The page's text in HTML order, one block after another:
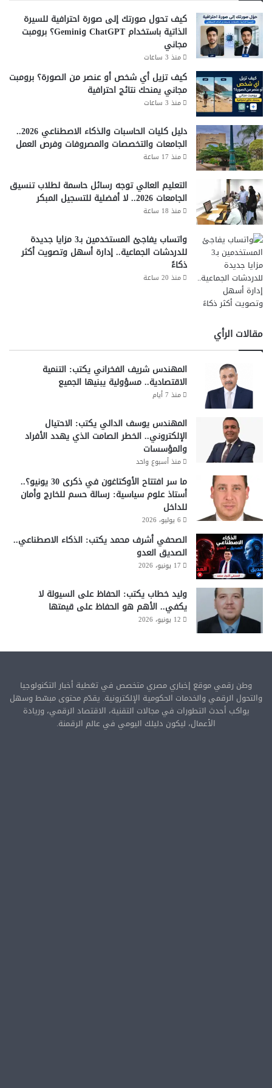
كيف تحول صورتك إلى صورة احترافية للسيرة
الذاتية باستخدام ChatGPT وGemini؟ برومبت
مجاني
منذ 3 ساعات
كيف تزيل أي شخص أو عنصر من الصورة؟ برومبت
مجاني يمنحك نتائج احترافية
منذ 3 ساعات
دليل كليات الحاسبات والذكاء الاصطناعي 2026..
الجامعات والتخصصات والمصروفات وفرص العمل
منذ 17 ساعة
التعليم العالي توجه رسائل حاسمة لطلاب تنسيق
الجامعات 2026.. لا أفضلية للتسجيل المبكر
منذ 18 ساعة
واتساب يفاجئ المستخدمين بـ3 مزايا جديدة
للدردشات الجماعية.. إدارة أسهل وتصويت أكثر
ذكاءً
منذ 20 ساعة
مقالات الرأي
المهندس شريف الفخراني يكتب: التنمية
الاقتصادية.. مسؤولية يبنيها الجميع
منذ 7 أيام
المهندس يوسف الدالي يكتب: الاحتيال
الإلكتروني.. الخطر الصامت الذي يهدد الأفراد
والمؤسسات
منذ أسبوع واحد
ما سر افتتاح الأوكتاغون في ذكرى 30 يونيو؟..
أستاذ علوم سياسية: رسالة حسم للخارج وأمان
للداخل
6 يوليو، 2026
الصحفي أشرف محمد يكتب: الذكاء الاصطناعي..
الصديق العدو
17 يونيو، 2026
وليد خطاب يكتب: الحفاظ على السيولة لا
يكفي.. الأهم هو الحفاظ على قيمتها
12 يونيو، 2026
وطن رقمي موقع إخباري مصري متخصص في تغطية أخبار التكنولوجيا
والتحول الرقمي والخدمات الحكومية الإلكترونية. يقدّم محتوى مبسّط وسهل
يواكب أحدث التطورات في مجالات التقنية، الاقتصاد الرقمي، وريادة
الأعمال، ليكون دليلك اليومي في عالم الرقمنة.